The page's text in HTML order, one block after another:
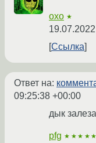
oxo ★
Ссылка
Ответ на:
09:25:38 +00:00
дык
pfg ★★★★★